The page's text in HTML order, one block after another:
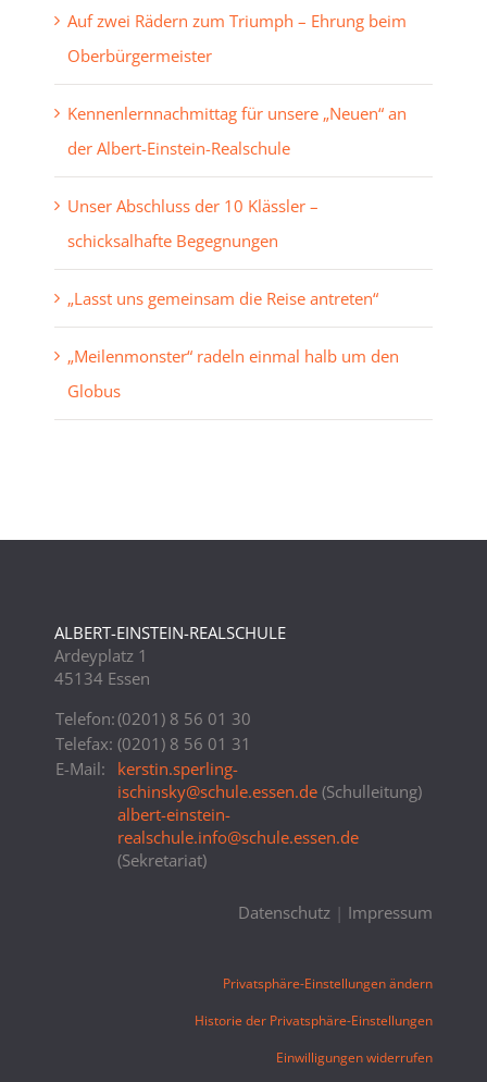
Auf zwei Rädern zum Triumph – Ehrung beim
Oberbürgermeister
Kennenlernnachmittag für unsere „Neuen“ an
der Albert-Einstein-Realschule
Unser Abschluss der 10 Klässler –
schicksalhafte Begegnungen
„Lasst uns gemeinsam die Reise antreten“
„Meilenmonster“ radeln einmal halb um den
Globus
ALBERT-EINSTEIN-REALSCHULE
Ardeyplatz 1
45134 Essen
Telefon:(0201) 8 56 01 30
Telefax: (0201) 8 56 01 31
E-Mail:
kerstin.sperling-
ischinsky@schule.essen.de(Schulleitung)
albert-einstein-
realschule.info@schule.essen.de
(Sekretariat)
Datenschutz | Impressum
Privatsphäre-Einstellungen ändern
Historie der Privatsphäre-Einstellungen
Einwilligungen widerrufen